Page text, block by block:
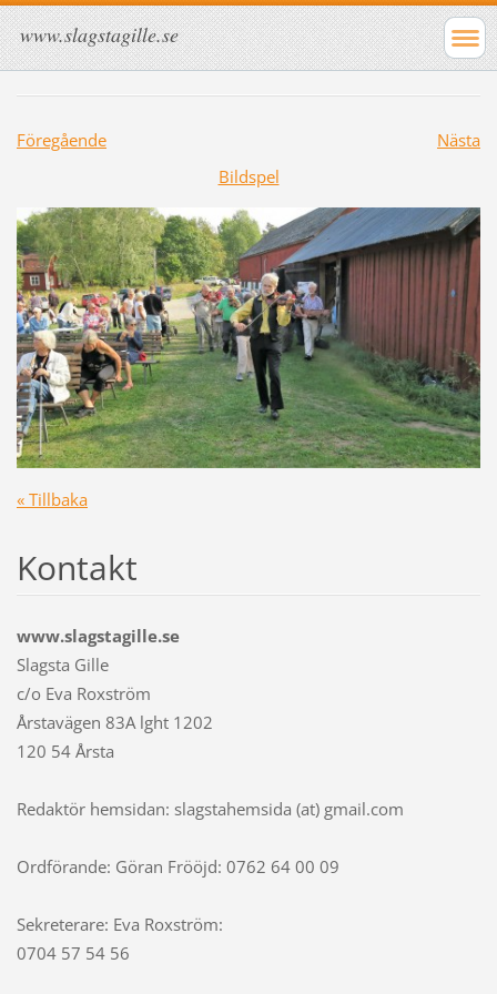
www.slagstagille.se
Föregående
Nästa
Bildspel
« Tillbaka
Kontakt
www.slagstagille.se
Slagsta Gille
c/o Eva Roxström
Årstavägen 83A lght 1202
120 54 Årsta
Redaktör hemsidan: slagstahemsida (at) gmail.com
Ordförande: Göran Frööjd: 0762 64 00 09
Sekreterare: Eva Roxström:
0704 57 54 56